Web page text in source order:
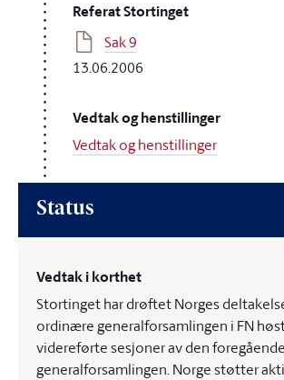
Referat Stortinget
Sak 9
13.06.2006
Vedtak og henstillinger
Vedtak og henstillinger
Status
Vedtak i korthet
Stortinget har drøftet Norges
ordinære generalforsamlingen i FN
videreførte sesjoner av den foregående
generalforsamlingen. Norge støtter